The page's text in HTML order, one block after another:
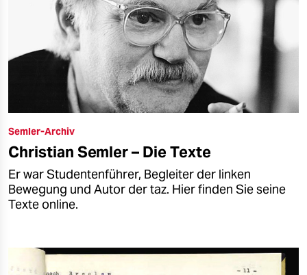
Semler-Archiv
Christian Semler – Die Texte
Er war Studentenführer, Begleiter der linken
Bewegung und Autor der taz. Hier finden Sie seine
Texte online.